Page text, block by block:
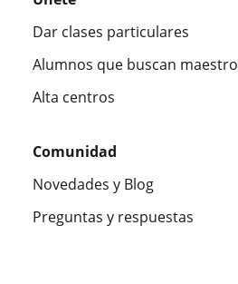
Dar clases particulares
Alumnos que buscan maestro
Alta centros
Comunidad
Novedades y Blog
Preguntas y respuestas